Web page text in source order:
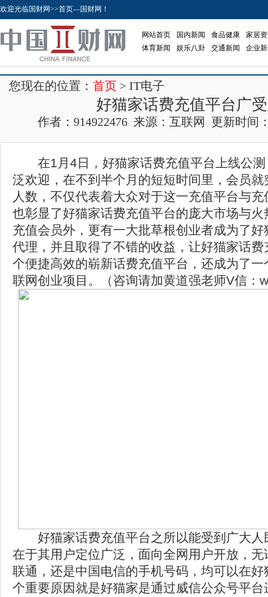
欢迎光临国财网>>首页—国财网！
网站首页 国内新闻 食品健康
家居
体育新闻
娱乐八卦 交通新闻 企业
您现在的位置： 首页 > IT电子
好猫家话费充值平台广
作者：914922476 来源：互联网 更新时间
在1月4日，好猫家话费充值平台上线公测
泛欢迎，在不到半个月的短短时间里，会员
人数，不仅代表着大众对于这一充值平台与
也彰显了好猫家话费充值平台的庞大市场与
充值会员外，更有一大批草根创业者成为了
代理，并且取得了不错的收益，让好猫家话
个便捷高效的崭新话费充值平台，还成为了
联网创业项目。（咨询请加黄道强老师V信：
好猫家话费充值平台之所以能受到广大人
在于其用户定位广泛，面向全网用户开放，
联通，还是中国电信的手机号码，均可以在
个重要原因就是好猫家是通过威信公众号平